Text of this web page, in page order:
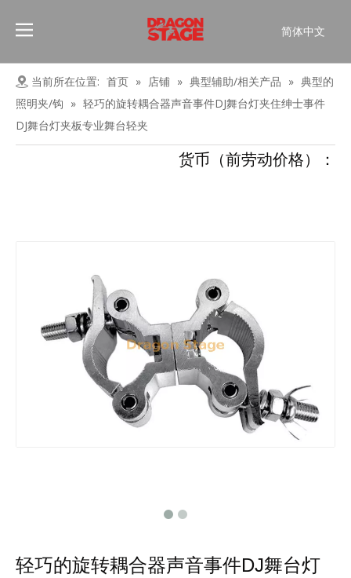
简体中文
Pусский
Español
العربية
English
当前所在位置: 首页 » 店铺 » 典型辅助/相关产品 » 典型的
照明夹/钩 » 轻巧的旋转耦合器声音事件DJ舞台灯夹住绅士事件
DJ舞台灯夹板专业舞台轻夹
货币（前劳动价格）：
轻巧的旋转耦合器声音事件DJ舞台灯